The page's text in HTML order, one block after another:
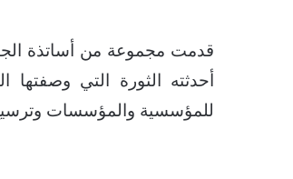
قدمت مجموعة من أساتذة
أحدثته الثورة التي وصفتها
للمؤسسية والمؤسسات